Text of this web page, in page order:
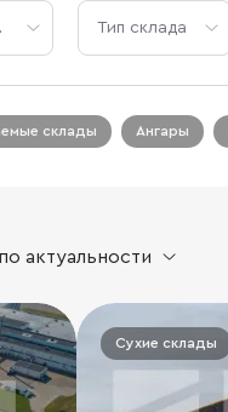
Тип склада
склады Ангары
по актуальности
Сухие склады